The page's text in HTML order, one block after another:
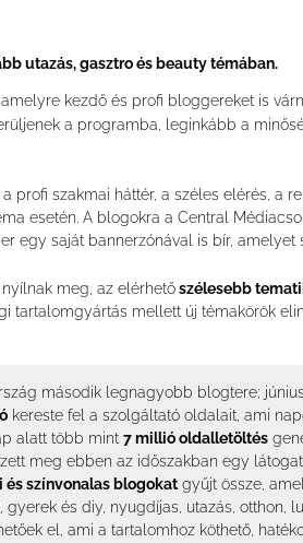
utazás, gasztro és beauty témában.
kezdő és profi bloggereket is
a programba, leginkább a
szakmai háttér, a széles elérés, a
esetén. A blogokra a Central
egy saját bannerzónával is bír, amelyet
meg, az elérhetőszélesebb
tartalomgyártás mellett új témakörök
második legnagyobb blogtere;
kereste fel a szolgáltató oldalait, ami
alatt több mint7 millió oldalletöltés
meg ebben az időszakban egy
és színvonalas blogokatgyűjt össze,
gyerek és diy, nyugdíjas, utazás, otthon,
el, ami a tartalomhoz köthető,